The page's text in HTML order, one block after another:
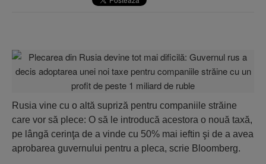
Rusia vine cu o altă supriză pentru companiile străine
care vor să plece: O să le introducă acestora o nouă taxă,
pe lângă cerinţa de a vinde cu 50% mai ieftin şi de a avea
aprobarea guvernului pentru a pleca, scrie Bloomberg.